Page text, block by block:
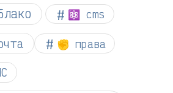
⚛ cms
✊ права